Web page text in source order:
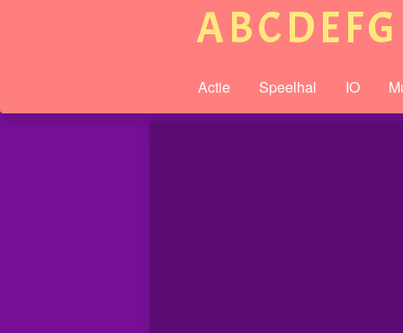
ABCDEFG
Actie Speelhal IO